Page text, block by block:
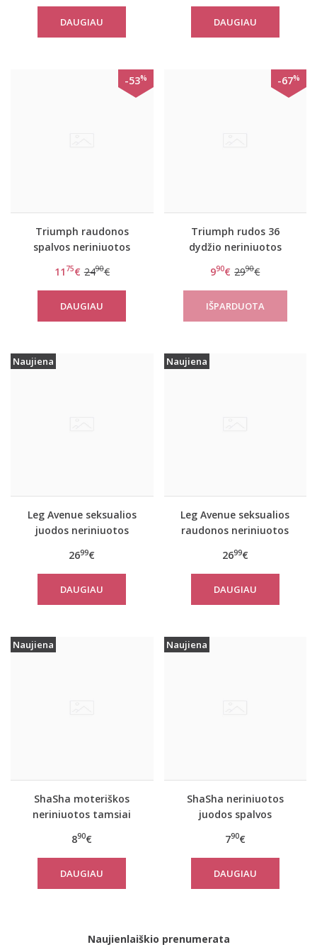
Vigne Sauvage
DAUGIAU
Embruns
DAUGIAU
-53%
Triumph raudonos
spalvos neriniuotos
Darling Hipster
11 75€ 2490€
DAUGIAU
-67%
Triumph rudos 36
dydžio neriniuotos
300 Maxi
990€ 2990€
Naujiena
Leg Avenue seksualios
juodos neriniuotos
2699€
DAUGIAU
Naujiena
Leg Avenue seksualios
raudonos neriniuotos
2699€
DAUGIAU
Naujiena
ShaSha moteriškos
neriniuotos tamsiai
kelnaitės Daniella
890€
DAUGIAU
Naujiena
ShaSha neriniuotos
juodos spalvos
LOTUS
790€
DAUGIAU
Naujienlaiškio prenumerata